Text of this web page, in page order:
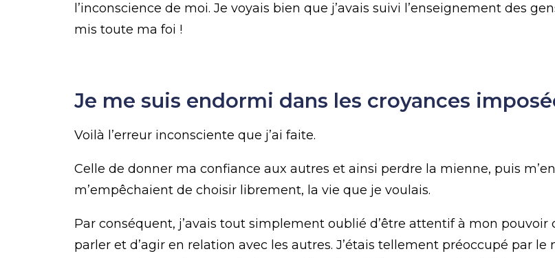
l’inconscience de moi. Je voyais bien que j’avais suivi l’enseignement des
mis toute ma foi !
Je me suis endormi dans les croyances
Voilà l’erreur inconsciente que j’ai faite.
Celle de donner ma confiance aux autres et ainsi perdre la mienne, puis
m’empêchaient de choisir librement, la vie que je voulais.
Par conséquent, j’avais tout simplement oublié d’être attentif à mon pouvoir
parler et d’agir en relation avec les autres. J’étais tellement préoccupé par